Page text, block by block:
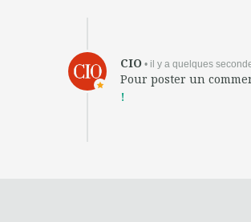
CIO • il y a quelques
Pour poster un
!